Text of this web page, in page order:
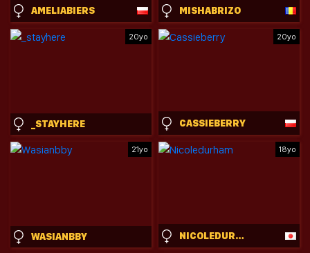
AMELIABIERS MISHABRIZO
20yo
_STAYHERE
20yo
CASSIEBERRY
21yo
WASIANBBY
18yo
NICOLEDURHAM